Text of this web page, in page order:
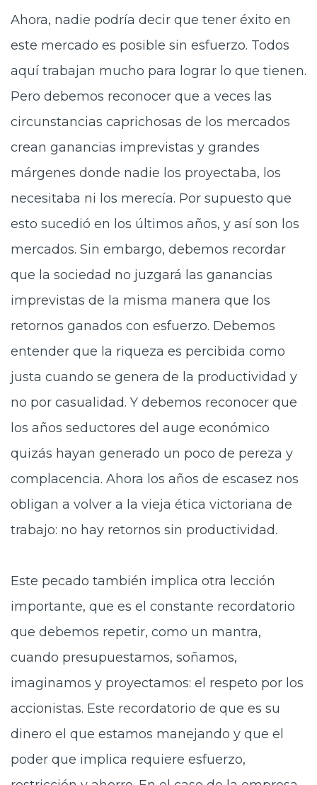
Ahora, nadie podría decir que tener éxito en
este mercado es posible sin esfuerzo. Todos
aquí trabajan mucho para lograr lo que tienen.
Pero debemos reconocer que a veces las
circunstancias caprichosas de los mercados
crean ganancias imprevistas y grandes
márgenes donde nadie los proyectaba, los
necesitaba ni los merecía. Por supuesto que
esto sucedió en los últimos años, y así son los
mercados. Sin embargo, debemos recordar
que la sociedad no juzgará las ganancias
imprevistas de la misma manera que los
retornos ganados con esfuerzo. Debemos
entender que la riqueza es percibida como
justa cuando se genera de la productividad y
no por casualidad. Y debemos reconocer que
los años seductores del auge económico
quizás hayan generado un poco de pereza y
complacencia. Ahora los años de escasez nos
obligan a volver a la vieja ética victoriana de
trabajo: no hay retornos sin productividad.
Este pecado también implica otra lección
importante, que es el constante recordatorio
que debemos repetir, como un mantra,
cuando presupuestamos, soñamos,
imaginamos y proyectamos: el respeto por los
accionistas. Este recordatorio de que es su
dinero el que estamos manejando y que el
poder que implica requiere esfuerzo,